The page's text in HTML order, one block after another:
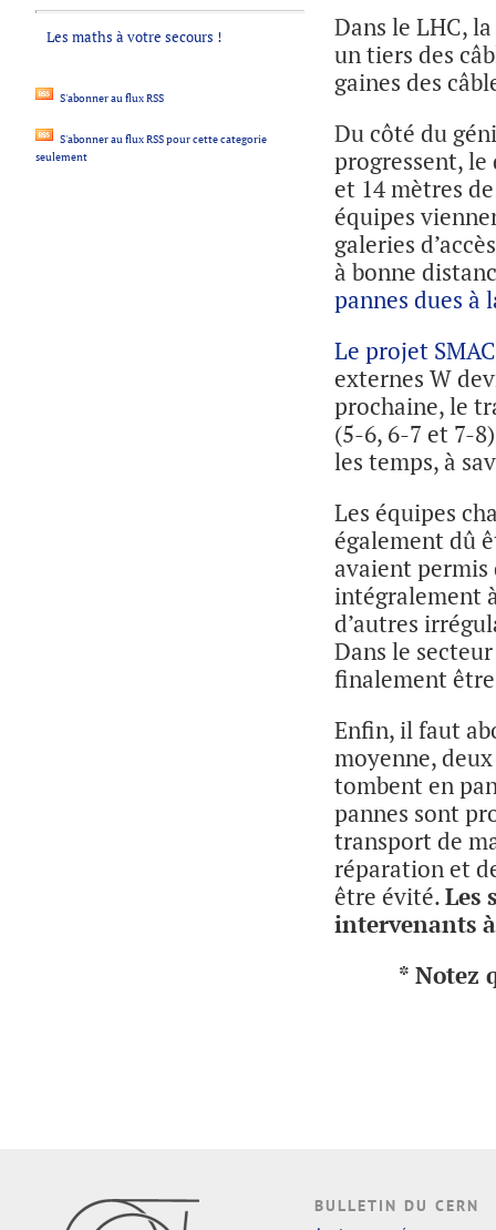
Les maths à votre secours !
S'abonner au flux RSS
S'abonner au flux RSS pour cette categorie
seulement
Dans le LHC,
un tiers des
gaines des
Du côté du
progressent,
et 14 mètres
équipes
galeries
à bonne
pannes dues à
Le projet
externes W
prochaine, le
(5-6, 6-7 et 7-
les temps, à
Les équipes
également dû
avaient permis
intégralement
d’autres
Dans le
finalement être
Enfin, il faut
moyenne,
tombent en
pannes sont
transport de
réparation et
être évité.Les
intervenants
* Notez
BULLETIN DU CERN